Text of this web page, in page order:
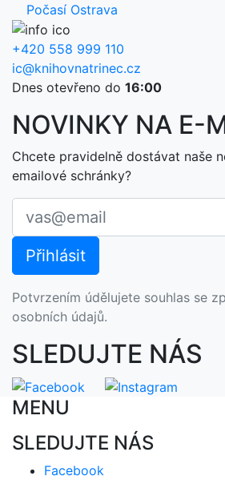
Počasí Ostrava
+420 558 999 110
ic@knihovnatrinec.cz
Dnes otevřeno do 16:00
NOVINKY NA E-
Chcete pravidelně dostávat naše
emailové schránky?
Potvrzením údělujete souhlas se
osobních údajů.
SLEDUJTE NÁS
MENU
SLEDUJTE NÁS
Facebook